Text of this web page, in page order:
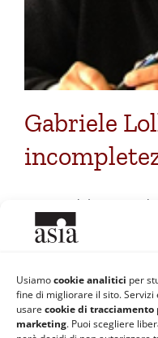
Usiamocookie analitici per
fine di migliorare il sito.
usare cookie di tracciamento
marketing. Puoi scegliere
Gabriele
Kurt Gödel, autore
stato uno dei
DiPaolo Ferrante | 20
Scienza | Tag: Gabriele Lolli
Continua a leggere